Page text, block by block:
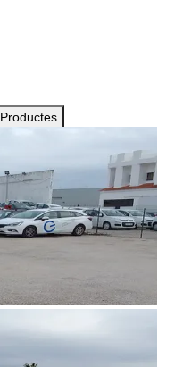
Productes